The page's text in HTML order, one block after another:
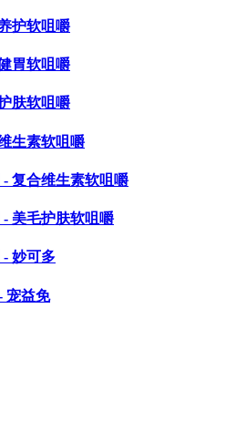
护软咀嚼
胃软咀嚼
肤软咀嚼
生素软咀嚼
复合维生素软咀嚼
美毛护肤软咀嚼
妙可多
宠益免